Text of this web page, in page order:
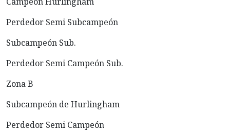
Perdedor Semi Subcampeón
Subcampeón Sub.
Perdedor Semi Campeón Sub.
Zona B
Subcampeón de Hurlingham
Perdedor Semi Campeón